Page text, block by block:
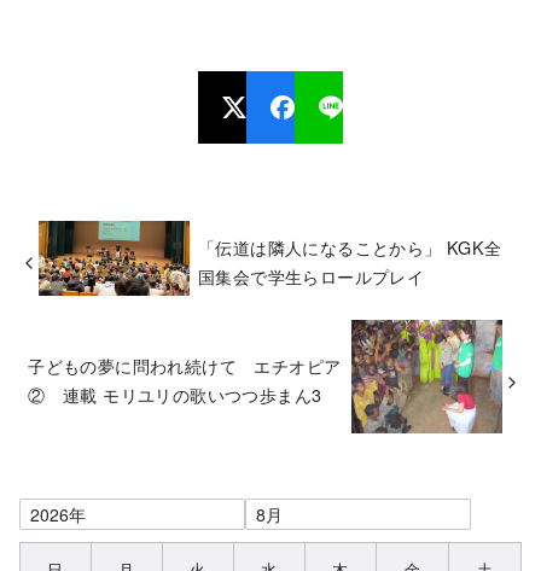
「伝道は隣人になることから」 KGK全
国集会で学生らロールプレイ
子どもの夢に問われ続けて エチオピア
② 連載 モリユリの歌いつつ歩まん3